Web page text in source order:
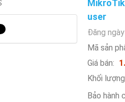
user
Đăng
Mã sản
Giá bán:
Khối
Bảo hành